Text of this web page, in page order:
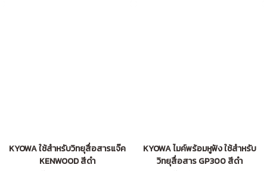
KYOWA ใช้สำหรับวิทยุสื่อสารแจ๊ค
KENWOOD สีดำ
KYOWA ไมค์พร้อมหูฟัง ใช้สำหรับ
วิทยุสื่อสาร GP300 สีดำ